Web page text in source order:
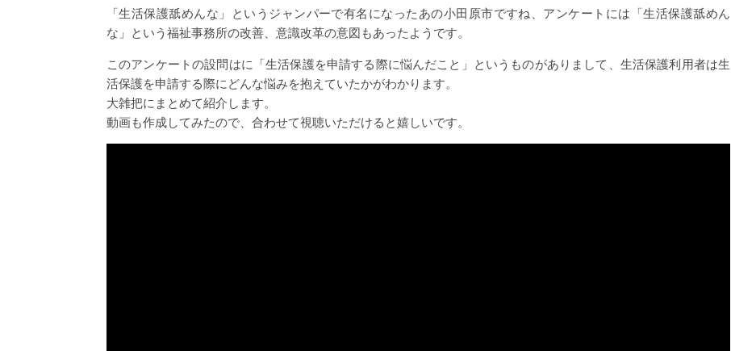
「生活保護舐めんな」というジャンパーで有名になったあの小田原市ですね、アンケートには「生活保護舐めん
な」という福祉事務所の改善、意識改革の意図もあったようです。
このアンケートの設問はに「生活保護を申請する際に悩んだこと」というものがありまして、生活保護利用者は生
活保護を申請する際にどんな悩みを抱えていたかがわかります。
大雑把にまとめて紹介します。
動画も作成してみたので、合わせて視聴いただけると嬉しいです。